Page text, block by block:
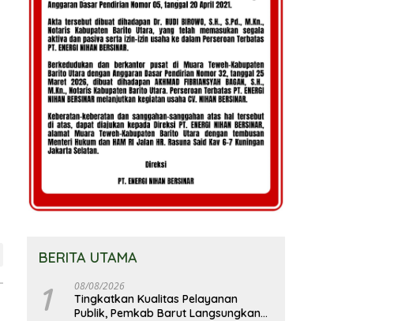
BERITA UTAMA
1 08/08/2026
Tingkatkan Kualitas Pelayanan
Publik, Pemkab Barut Langsungkan